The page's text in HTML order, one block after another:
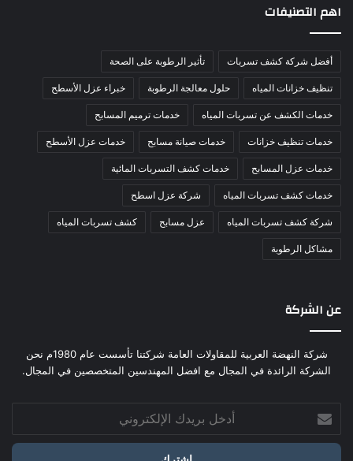
اهم التصنيفات
أفضل شركة كشف تسربات تأثير الرطوبة على الصحة
تنظيف خزانات المياه حلول معالجة الرطوبة خبراء عزل الأسطح
خدمات الكشف عن تسربات المياه خدمات ترميم المسابح
خدمات تنظيف خزانات خدمات صيانة مسابح خدمات عزل الأسطح
خدمات عزل المسابح خدمات كشف التسربات المائية
خدمات كشف تسربات المياه شركة عزل اسطح
شركة كشف تسربات المياه عزل مسابح كشف تسربات المياه
مشاكل الرطوبة
عن الشركة
شركة النهضة العربية للمقاولات العامة شركتنا تأسست عام 1980م نحن
الشركة الرائدة في المجال مع افضل المهندسين المتخصصين في المجال.
بريدك
الإلكتروني